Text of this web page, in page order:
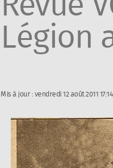
Légion
Mis à jour : vendredi 12 août 2011 17:14